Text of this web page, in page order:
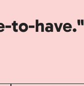
to-have."